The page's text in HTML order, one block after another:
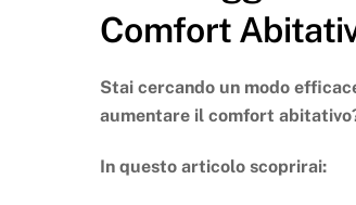
Comfort
Stai cercando un modo
aumentare il comfort
In questo articolo scoprirai: